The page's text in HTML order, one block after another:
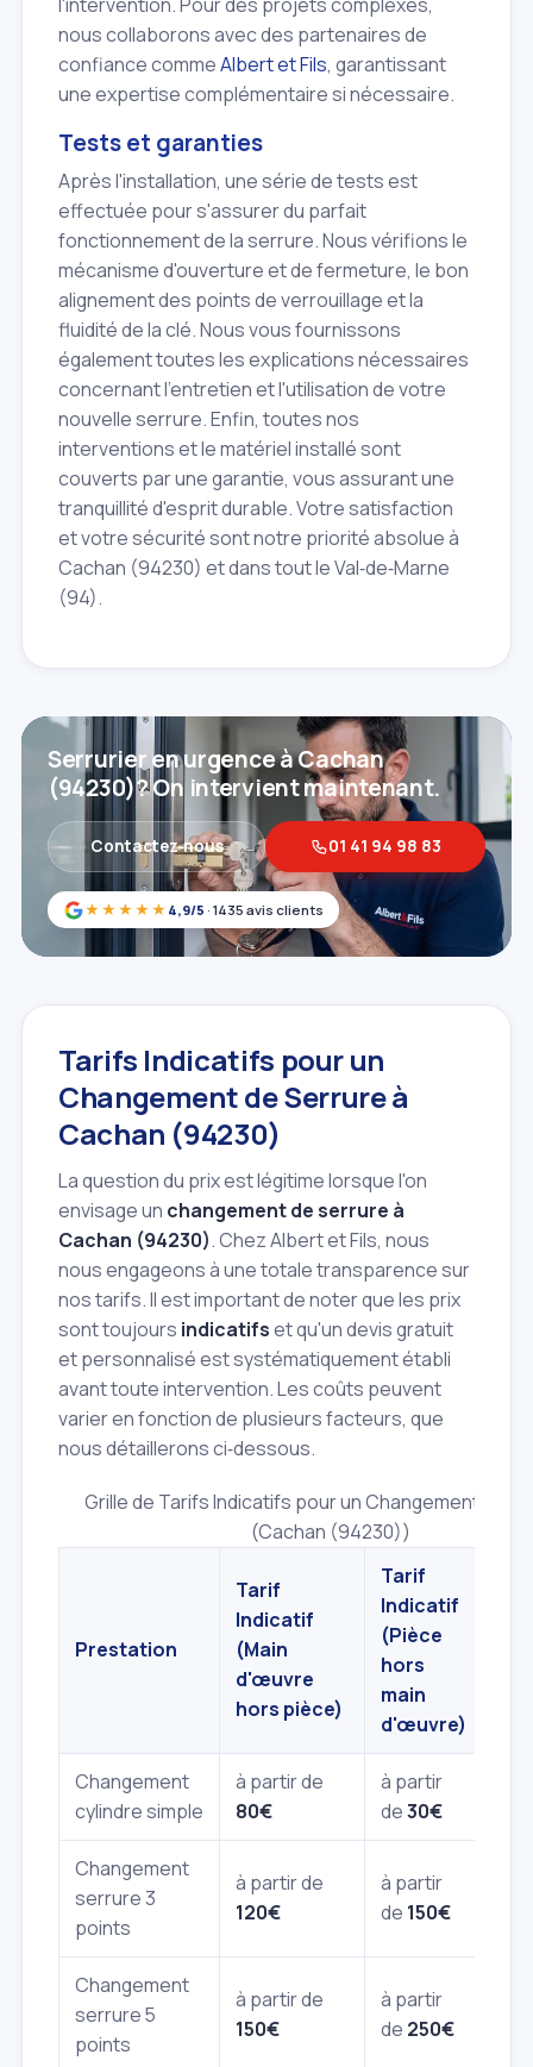
nous collaborons avec des partenaires de
confiance commeAlbert et Fils, garantissant
une expertise complémentaire si nécessaire.
Tests et garanties
Après l'installation, une série de tests est
effectuée pour s'assurer du parfait
fonctionnement de la serrure. Nous vérifions le
mécanisme d'ouverture et de fermeture, le bon
alignement des points de verrouillage et la
fluidité de la clé. Nous vous fournissons
également toutes les explications nécessaires
concernant l'entretien et l'utilisation de votre
nouvelle serrure. Enfin, toutes nos
interventions et le matériel installé sont
couverts par une garantie, vous assurant une
tranquillité d'esprit durable. Votre satisfaction
et votre sécurité sont notre priorité absolue à
Cachan (94230) et dans tout le Val‑de‑Marne
(94).
★★★★★ 4,9/5 · 1435 avis clients
Serrurier en urgence à Cachan
(94230)? On intervient maintenant.
Contactez‑nous 01 41 94 98 83
Tarifs Indicatifs pour un
Changement de Serrure à
Cachan (94230)
La question du prix est légitime lorsque l'on
envisage un changement de serrure à
Cachan (94230). Chez Albert et Fils, nous
nous engageons à une totale transparence sur
nos tarifs. Il est important de noter que les prix
sont toujours indicatifset qu'un devis gratuit
et personnalisé est systématiquement établi
avant toute intervention. Les coûts peuvent
varier en fonction de plusieurs facteurs, que
nous détaillerons ci‑dessous.
Grille de Tarifs Indicatifs pour un Changement de
(Cachan (94230))
Prestation
Tarif
Indicatif
(Main
d'œuvre
hors pièce)
Tarif
Indicatif
(Pièce
hors
main
d'œuvre)
Changement
cylindre simple
à partir de
80€
à partir
de30€
Changement
serrure 3
points
à partir de
120€
à partir
de 150€
Changement
serrure 5
points
à partir de
150€
à partir
de 250€